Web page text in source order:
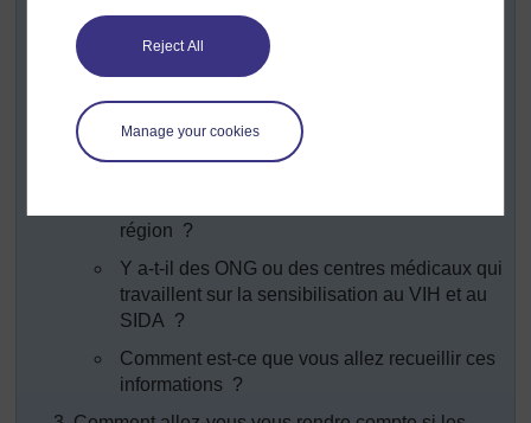
Reject All
Manage your cookies
Prenez des notes, en réfléchissant aux points suivants :
Vérifiez avec votre chef d’établissement qu’il/elle
est d’accord pour que vous fassiez cela.
Où allez-vous trouver les informations ?
région ?
Y a-t-il des ONG ou des centres médicaux qui
travaillent sur la sensibilisation au VIH et au
SIDA ?
Comment est-ce que vous allez recueillir ces
informations ?